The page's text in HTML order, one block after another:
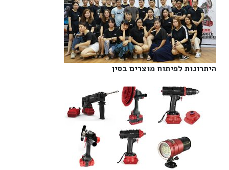
היתרונות לפיתוח מוצרים בסין‎